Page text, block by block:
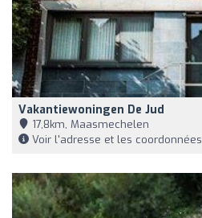
Vakantiewoningen De Jud
17,8km, Maasmechelen
Voir l'adresse et les coordonnées